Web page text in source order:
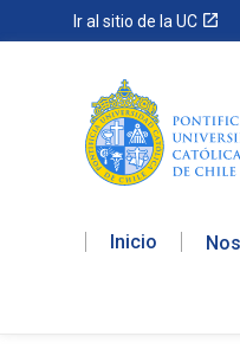
Ir al sitio de la UC launch
Inicio